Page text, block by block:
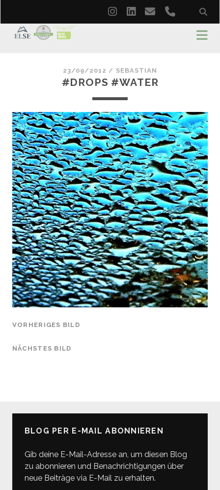
instagram
linkedin
emailphone
23/09/2012 / SEBASTIAN
#DROPS #WATER
VORHERIGES BILD
NÄCHSTES BILD
BLOG PER E-MAIL ABONNIEREN
Gib deine E-Mail-Adresse an, um diesen Blog
zu abonnieren und Benachrichtigungen über
neue Beiträge via E-Mail zu erhalten.